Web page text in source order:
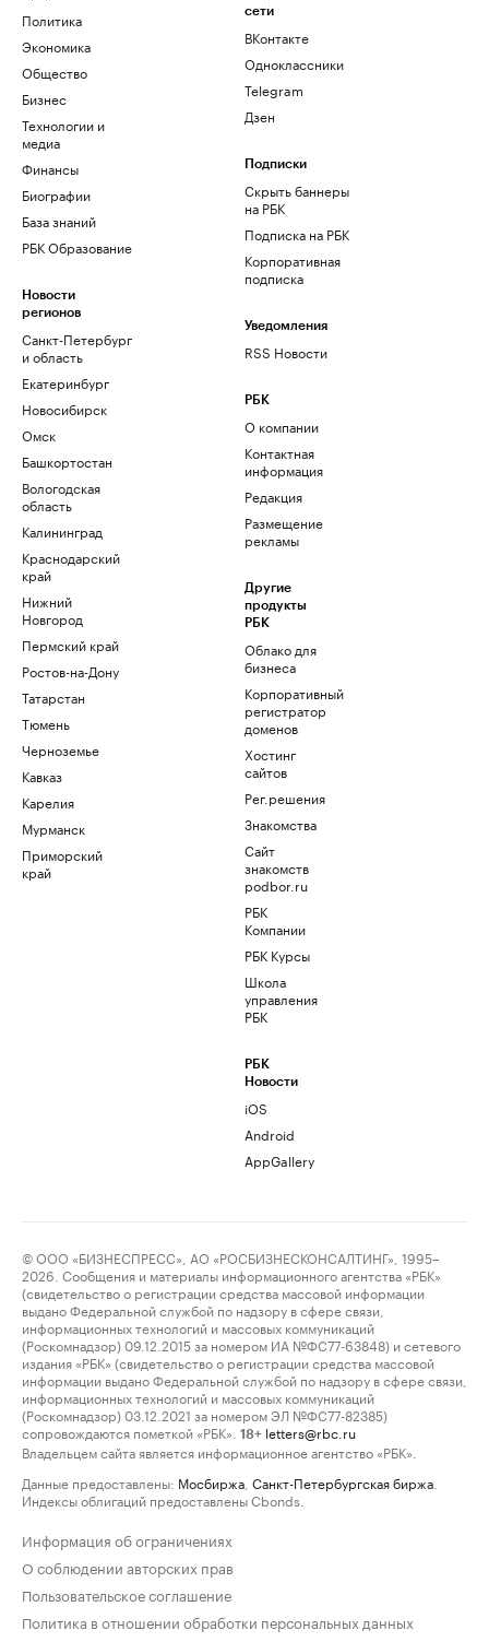
Политика
Экономика
Общество
Бизнес
Технологии и
медиа
Финансы
Биографии
База знаний
РБК Образование
Новости
регионов
Санкт-Петербург
и область
Екатеринбург
Новосибирск
Омск
Башкортостан
Вологодская
область
Калининград
Краснодарский
край
Нижний
Новгород
Пермский край
Ростов-на-Дону
Татарстан
Тюмень
Черноземье
Кавказ
Карелия
Мурманск
Приморский
край
сети
ВКонтакте
Одноклассники
Telegram
Дзен
Подписки
Скрыть баннеры
на РБК
Подписка на РБК
Корпоративная
подписка
Уведомления
RSS Новости
РБК
О компании
Контактная
информация
Редакция
Размещение
рекламы
Другие
продукты
РБК
Облако для
бизнеса
Корпоративный
регистратор
доменов
Хостинг
сайтов
Рег.решения
Знакомства
Сайт
знакомств
podbor.ru
РБК
Компании
РБК Курсы
Школа
управления
РБК
РБК
Новости
iOS
Android
AppGallery
© ООО «БИЗНЕСПРЕСС», АО «РОСБИЗНЕСКОНСАЛТИНГ», 1995–
2026. Сообщения и материалы информационного агентства «РБК»
(свидетельство о регистрации средства массовой информации
выдано Федеральной службой по надзору в сфере связи,
информационных технологий и массовых коммуникаций
(Роскомнадзор) 09.12.2015 за номером ИА №ФС77-63848) и сетевого
издания «РБК» (свидетельство о регистрации средства массовой
информации выдано Федеральной службой по надзору в сфере связи,
информационных технологий и массовых коммуникаций
(Роскомнадзор) 03.12.2021 за номером ЭЛ №ФС77-82385)
сопровождаются пометкой «РБК».
18+ letters@rbc.ru
Владельцем сайта является информационное агентство «РБК».
Данные предоставлены: Мосбиржа Санкт-Петербургская биржа
Индексы облигаций предоставлены Cbonds.
Информация об ограничениях
О соблюдении авторских прав
Пользовательское соглашение
Политика в отношении обработки персональных данных